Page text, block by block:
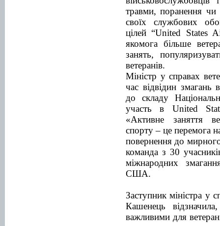
травми, поранення чи
своїх службових
цілей “United States
якомога більше
занять,
ветеранів.
Міністр у справах
час відвідин змагань
до складу
участь в United
«Активне заняття
спорту – це перемога
повернення до
команда з 30
міжнародних
США.
Заступник міністра у
Кашенець
важливими для